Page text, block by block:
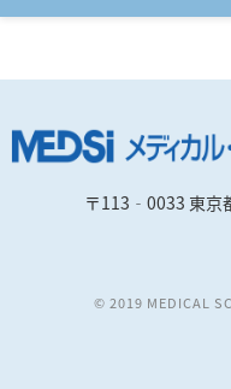
〒113‐0033 東京
© 2019 MEDICAL